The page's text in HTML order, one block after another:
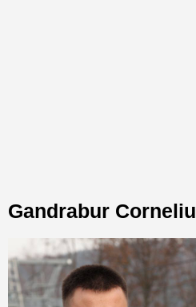
Gandrabur Corneliu